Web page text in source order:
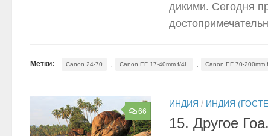
дикими. Сегодня
Метки: Canon 24-70 , Canon EF 17-40mm f/4L , Canon EF 70-200mm
66
ИНДИЯ / ИНДИЯ
15. Другое